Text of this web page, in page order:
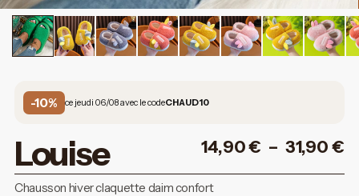
-10% ce jeudi 06/08 avec le codeCHAUD10
Louise 14,90€ – 31,90€
Chausson hiver claquette daim confort